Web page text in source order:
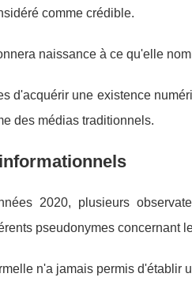
comme crédible.
naissance à ce qu'elle
d'acquérir une existence
des médias traditionnels.
2020, plusieurs
pseudonymes concernant
n'a jamais permis d'établir